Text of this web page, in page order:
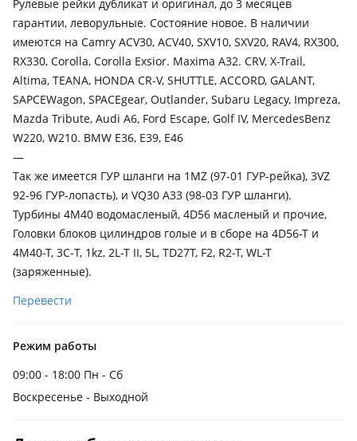
Volkswagen
Рулевые рейки дубликат и оригинал, до 3 месяцев
гарантии, леворульные. Состояние новое. В наличии
имеются на Camry ACV30, ACV40, SXV10, SXV20, RAV4, RX300,
RX330, Corolla, Corolla Exsior. Maxima A32. CRV, X-Trail,
Altima, TEANA, HONDA CR-V, SHUTTLE, ACCORD, GALANT,
SAPCEWagon, SPACEgear, Outlander, Subaru Legacy, Impreza,
Mazda Tribute, Audi A6, Ford Escape, Golf IV, MercedesBenz
W220, W210. BMW E36, E39, E46
—
Так же имеется ГУР шланги на 1MZ (97-01 ГУР-рейка), 3VZ
92-96 ГУР-лопасть), и VQ30 A33 (98-03 ГУР шланги).
Турбины 4М40 водомасленый, 4D56 масленый и прочие,
Головки блоков цилиндров голые и в сборе на 4D56-T и
4M40-T, 3С-T, 1kz, 2L-T II, 5L, TD27T, F2, R2-T, WL-T
(заряженные).
Перевести
Режим работы
09:00 - 18:00 Пн - Сб
Воскресенье - Выходной